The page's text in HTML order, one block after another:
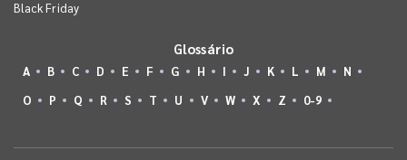
Black Friday
Glossário
A B C D E F G H I J K L M
N
O
P Q R S T U V W X Z 0-9